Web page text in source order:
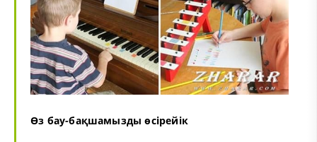
Өз бау-бақшамызды өсірейік